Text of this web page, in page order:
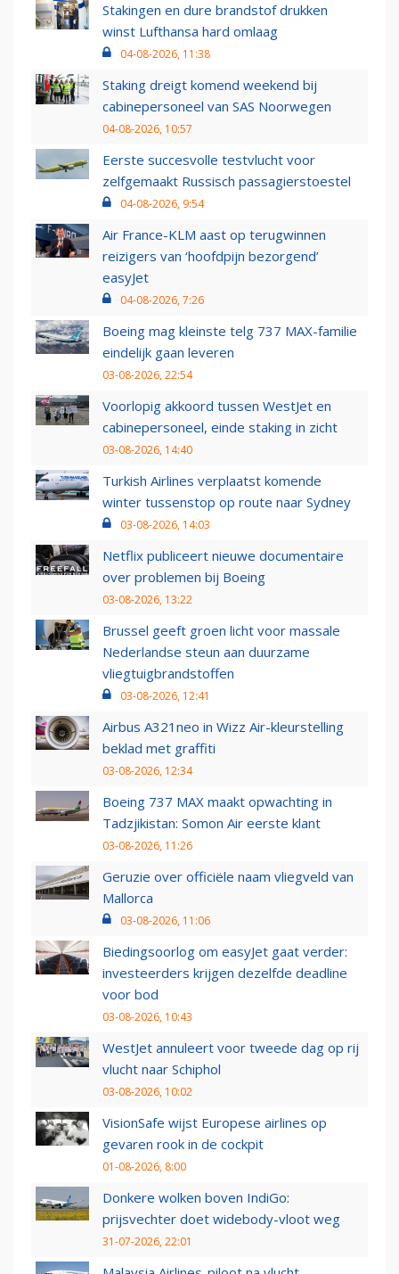
Stakingen en dure brandstof drukken
winst Lufthansa hard omlaag
04-08-2026, 11:38
Staking dreigt komend weekend bij
cabinepersoneel van SAS Noorwegen
04-08-2026, 10:57
Eerste succesvolle testvlucht voor
zelfgemaakt Russisch passagierstoestel
04-08-2026, 9:54
Air France-KLM aast op terugwinnen
reizigers van ‘hoofdpijn bezorgend’
easyJet
04-08-2026, 7:26
Boeing mag kleinste telg 737 MAX-familie
eindelijk gaan leveren
03-08-2026, 22:54
Voorlopig akkoord tussen WestJet en
cabinepersoneel, einde staking in zicht
03-08-2026, 14:40
Turkish Airlines verplaatst komende
winter tussenstop op route naar Sydney
03-08-2026, 14:03
Netflix publiceert nieuwe documentaire
over problemen bij Boeing
03-08-2026, 13:22
Brussel geeft groen licht voor massale
Nederlandse steun aan duurzame
vliegtuigbrandstoffen
03-08-2026, 12:41
Airbus A321neo in Wizz Air-kleurstelling
beklad met graffiti
03-08-2026, 12:34
Boeing 737 MAX maakt opwachting in
Tadzjikistan: Somon Air eerste klant
03-08-2026, 11:26
Geruzie over officiële naam vliegveld van
Mallorca
03-08-2026, 11:06
Biedingsoorlog om easyJet gaat verder:
investeerders krijgen dezelfde deadline
voor bod
03-08-2026, 10:43
WestJet annuleert voor tweede dag op rij
vlucht naar Schiphol
03-08-2026, 10:02
VisionSafe wijst Europese airlines op
gevaren rook in de cockpit
01-08-2026, 8:00
Donkere wolken boven IndiGo:
prijsvechter doet widebody-vloot weg
31-07-2026, 22:01